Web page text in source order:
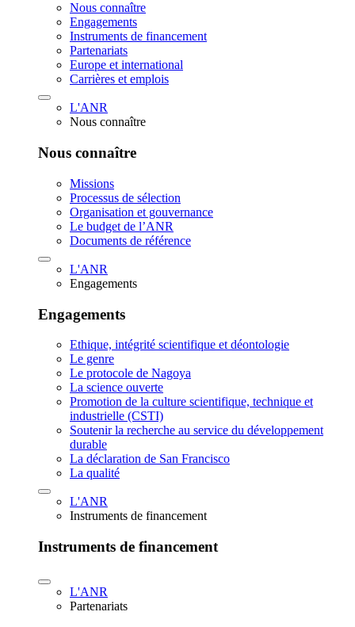
Nous connaître
Engagements
Instruments de financement
Partenariats
Europe et international
Carrières et emplois
L'ANR
Nous connaître
Nous connaître
Missions
Processus de sélection
Organisation et gouvernance
Le budget de l’ANR
Documents de référence
L'ANR
Engagements
Engagements
Ethique, intégrité scientifique et déontologie
Le genre
Le protocole de Nagoya
La science ouverte
Promotion de la culture scientifique, technique et
industrielle (CSTI)
Soutenir la recherche au service du développement
durable
La déclaration de San Francisco
La qualité
L'ANR
Instruments de financement
Instruments de financement
L'ANR
Partenariats